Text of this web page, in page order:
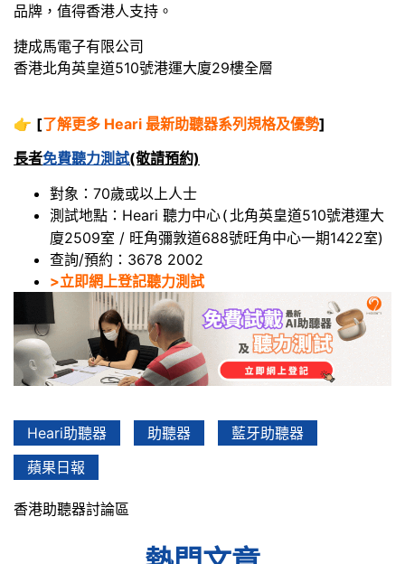
品牌，值得香港人支持。
捷成馬電子有限公司
香港北角英皇道510號港運大廈29樓全層
👉 [了解更多 Heari 最新助聽器系列規格及優勢]
長者免費聽力測試(敬請預約)
對象：70歲或以上人士
測試地點：Heari 聽力中心( 北角英皇道510號港運大
廈2509室 / 旺角彌敦道688號旺角中心一期1422室)
查詢/預約：3678 2002
>立即網上登記聽力測試
Heari助聽器 助聽器
藍牙助聽器
蘋果日報
香港助聽器討論區